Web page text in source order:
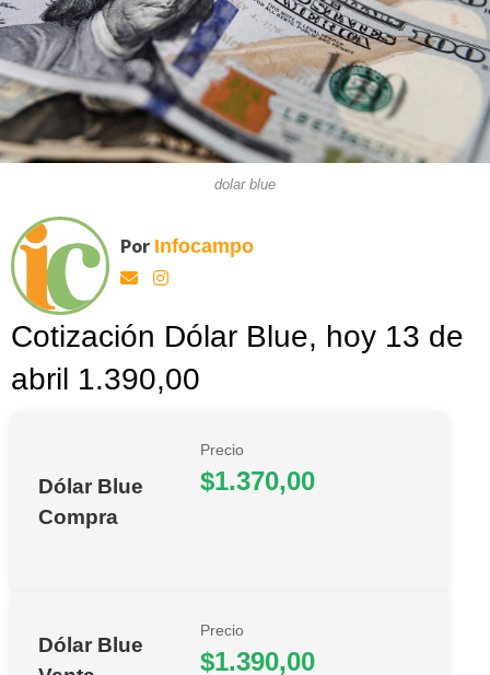
dolar blue
Por Infocampo
Cotización Dólar Blue, hoy 13 de
abril 1.390,00
Dólar Blue
Compra
Precio
$1.370,00
Dólar Blue
Precio
$1.390,00